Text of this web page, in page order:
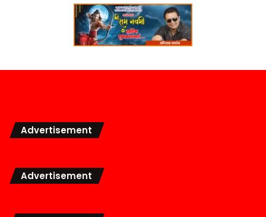
Advertisement
Advertisement